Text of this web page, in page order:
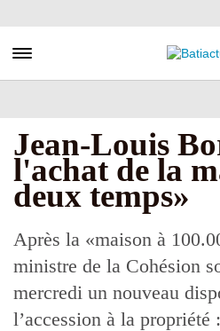
au
principal
Toggle navigation
Jean-Louis
l'achat de la
deux temps»
Après la «maison à
ministre de la Cohésion
mercredi un nouveau
l’accession à la propriété